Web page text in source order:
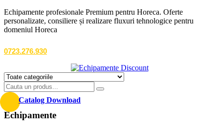
Echipamente profesionale Premium pentru Horeca. Oferte
personalizate, consiliere și realizare fluxuri tehnologice pentru
domeniul Horeca
0723.276.930
Catalog Download
Echipamente